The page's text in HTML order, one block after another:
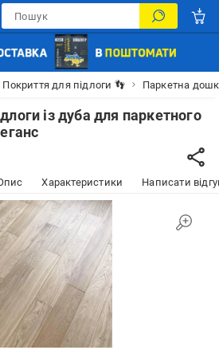
Покриття для підлоги 👣 Паркетна
із дуба для паркетного
Характеристики Написати